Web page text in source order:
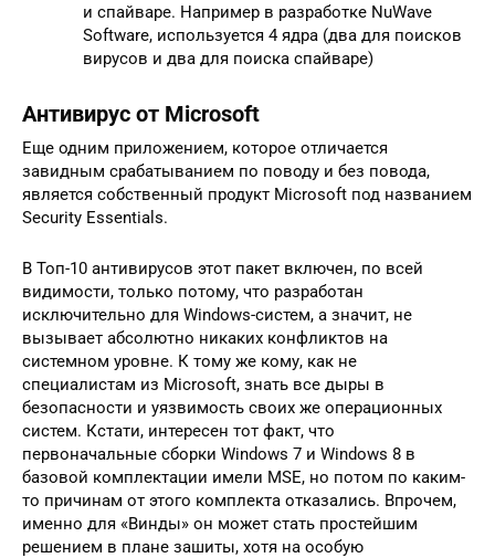
и спайваре. Например в разработке NuWave
Software, используется 4 ядра (два для поисков
вирусов и два для поиска спайваре)
Антивирус от Microsoft
Еще одним приложением, которое отличается
завидным срабатыванием по поводу и без повода,
является собственный продукт Microsoft под названием
Security Essentials.
В Топ-10 антивирусов этот пакет включен, по всей
видимости, только потому, что разработан
исключительно для Windows-систем, а значит, не
вызывает абсолютно никаких конфликтов на
системном уровне. К тому же кому, как не
специалистам из Microsoft, знать все дыры в
безопасности и уязвимость своих же операционных
систем. Кстати, интересен тот факт, что
первоначальные сборки Windows 7 и Windows 8 в
базовой комплектации имели MSE, но потом по каким-
то причинам от этого комплекта отказались. Впрочем,
именно для «Винды» он может стать простейшим
решением в плане зашиты, хотя на особую